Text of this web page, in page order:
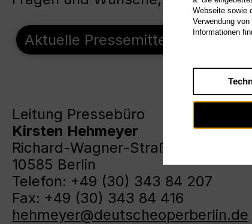
Aktuelle Pressemitteilungen
Leitung Pressebüro
Kirsten Hehmeyer
Richard-Wagner-Straße 10
10585 Berlin
Telefon: +49 (30) 343 84 207
Fax: +49 (30) 343 84 416
hehmeyer@deutscheoperberlin.de
Webseite sowie
Verwendung
Informationen